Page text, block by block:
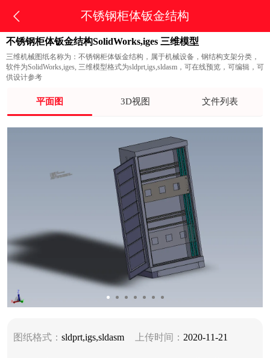
不锈钢柜体钣金结构
不锈钢柜体钣金结构SolidWorks,iges 三维模型
三维机械图纸名称为：不锈钢柜体钣金结构，属于机械设备，钢结构支架分类，
软件为SolidWorks,iges, 三维模型格式为sldprt,igs,sldasm，可在线预览，可编辑，可
供设计参考
平面图 3D视图 文件列表
图纸格式： sldprt,igs,sldasm 上传时间： 2020-11-21